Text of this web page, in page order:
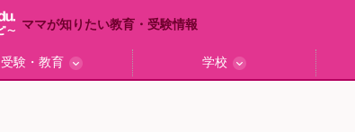
ママが知りたい教育・受験情報
受験・教育
学校